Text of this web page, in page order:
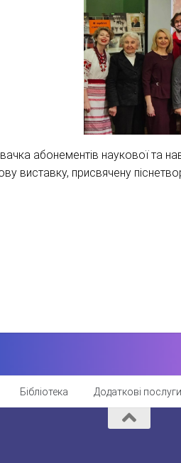
абонементів наукової та
виставку, присвячену
Бібліотека Додаткові послуги